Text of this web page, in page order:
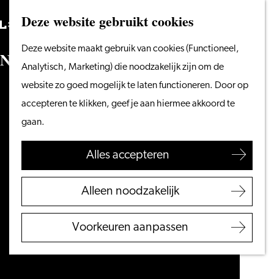
Deze website gebruikt cookies
Deze website maakt gebruik van cookies (Functioneel,
Analytisch, Marketing) die noodzakelijk zijn om de
website zo goed mogelijk te laten functioneren. Door op
accepteren te klikken, geef je aan hiermee akkoord te
gaan.
Alles accepteren
Alleen noodzakelijk
Voorkeuren aanpassen
naar
homepage
Menu
ZoekenVanaf het water
wandelen
Winkelen
Eten & drinken
Met kinderen
VVV Leiden
Bereikbaarheid
Regio Leiden
Zoeken
N uwePr oefdeStreekmagazines